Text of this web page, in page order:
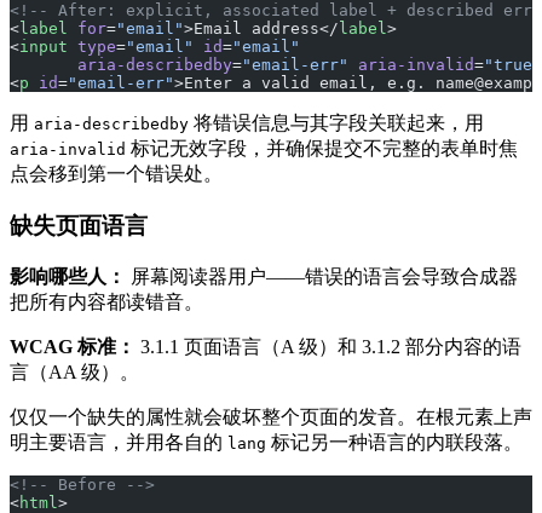
<!-- After: explicit, associated label + described
< label for="email">Email address</ label>
<input type="email" id="email"
       aria-describedby
="email-err" aria-invalid="true"
<p id="email-err">Enter a valid email, e.g.
用 aria-describedby 将错误信息与其字段关联起来，用
aria-invalid 标记无效字段，并确保提交不完整的表单时焦
点会移到第一个错误处。
缺失页面语言
影响哪些人：
屏幕阅读器用户——错误的语言会导致合成器
把所有内容都读错音。
WCAG 标准： 3.1.1 页面语言（A 级）和 3.1.2 部分内容的语
言（AA 级）。
仅仅一个缺失的属性就会破坏整个页面的发音。在根元素上声
明主要语言，并用各自的 lang 标记另一种语言的内联段落。
<!-- Before -->
<html >